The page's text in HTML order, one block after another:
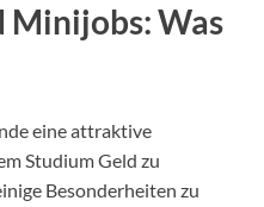
Minijobs: Was
eine attraktive
Studium Geld zu
Besonderheiten zu